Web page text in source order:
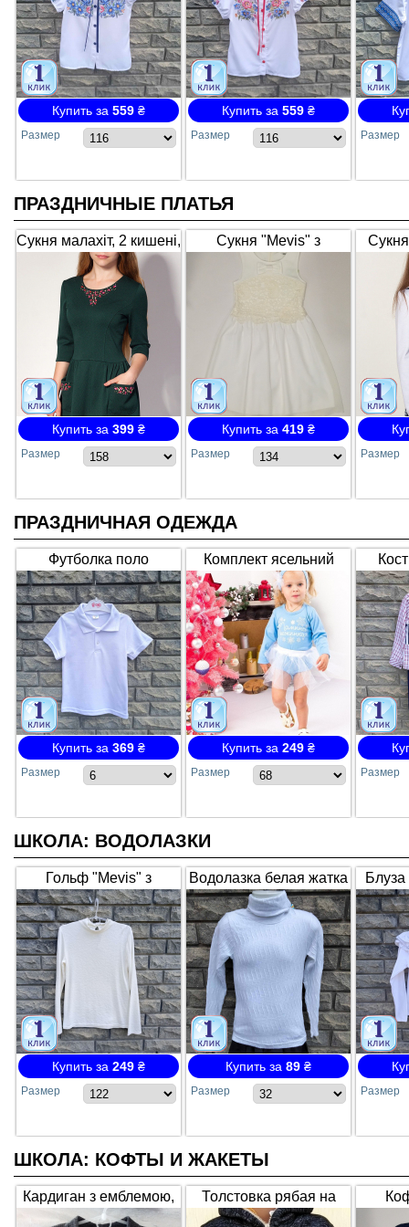
Купить за 559 ₴
Размер
Купить за 559 ₴
Размер Размер
ПРАЗДНИЧНЫЕ ПЛАТЬЯ
Сукня малахіт, 2 кишені,
3/4 рукав 2787
Купить за 399 ₴
Размер
Сукня "Mevis" з
мереживом, біла 2615
Купить за 419 ₴
Размер Размер
ПРАЗДНИЧНАЯ ОДЕЖДА
Футболка поло
трикотажна біла,
VRS400, Туреччина
Купить за 369 ₴
Размер
Комплект ясельний
"Мамина Снежинка"
5007-015-33, інтерлок
Купить за 249 ₴
Размер Размер
ШКОЛА: ВОДОЛАЗКИ
Гольф "Mevis" з
вибитим малюнком
2481, молочний
Купить за 249 ₴
Размер
Водолазка белая жатка
1556
Купить за 89 ₴
Размер Размер
ШКОЛА: КОФТЫ И ЖАКЕТЫ
Кардиган з емблемою,
т.сірий
Толстовка рябая на
флисе с оранжевыми